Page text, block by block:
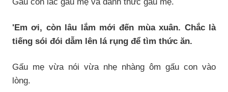
'Em ơi, còn lâu lắm mới đến mùa xuân. Chắc là
tiếng sói đói dẫm lên lá rụng để tìm thức ăn.
Gấu mẹ vừa nói vừa nhẹ nhàng ôm gấu con vào
lòng.